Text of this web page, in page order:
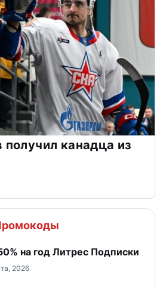
канадца из
на год Литрес Подписки
2026